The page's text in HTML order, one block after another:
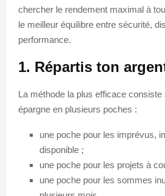
chercher le rendement maximal à
le meilleur équilibre entre sécurité,
performance.
1. Répartis ton
La méthode la plus efficace
épargne en plusieurs poches :
une poche pour les imprévus,
disponible ;
une poche pour les projets à
une poche pour les sommes